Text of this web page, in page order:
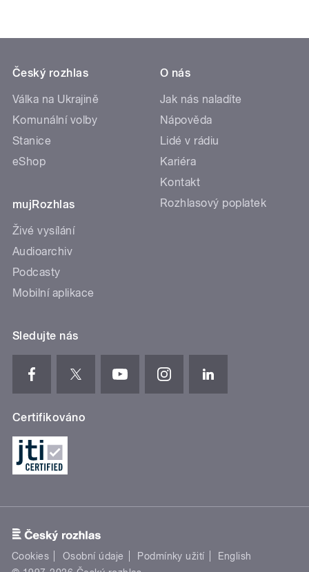
Český rozhlas
Válka na Ukrajině
Komunální volby
Stanice
eShop
mujRozhlas
Živé vysílání
Audioarchiv
Podcasty
Mobilní aplikace
O nás
Jak nás naladíte
Nápověda
Lidé v rádiu
Kariéra
Kontakt
Rozhlasový poplatek
Sledujte nás
Certifikováno
Cookies Osobní údaje Podmínky užití
English